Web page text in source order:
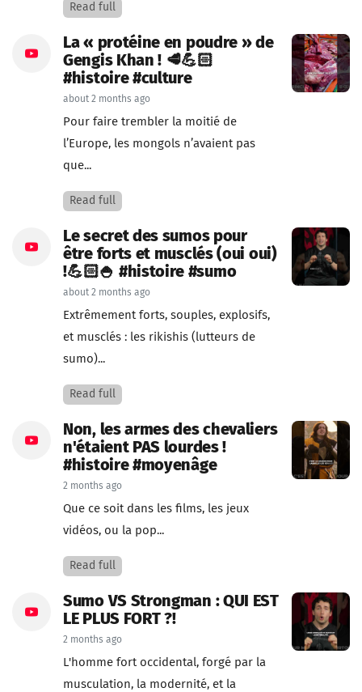
Read full
La « protéine en poudre » de
Gengis Khan ! 🥩💪🏻
#histoire #culture
about 2 months ago
Pour faire trembler la moitié de
l’Europe, les mongols n’avaient pas
que...
Read full
Le secret des sumos pour
être forts et musclés (oui oui)
!💪🏻🍚 #histoire #sumo
about 2 months ago
Extrêmement forts, souples, explosifs,
et musclés : les rikishis (lutteurs de
sumo)...
Read full
Non, les armes des chevaliers
n'étaient PAS lourdes !
#histoire #moyenâge
2 months ago
Que ce soit dans les films, les jeux
vidéos, ou la pop...
Read full
Sumo VS Strongman : QUI EST
LE PLUS FORT ?!
2 months ago
L'homme fort occidental, forgé par la
musculation, la modernité, et la